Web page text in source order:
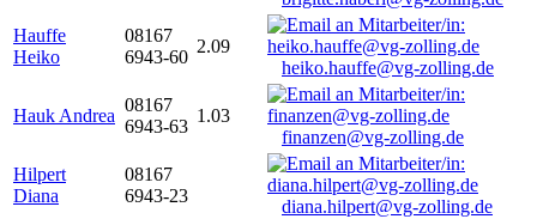
Hauffe
Heiko
08167
6943-60
2.09
heiko.hauffe@vg-zolling.de
Hauk Andrea
08167
6943-63
1.03
finanzen@vg-zolling.de
Hilpert
Diana
08167
6943-23
diana.hilpert@vg-zolling.de